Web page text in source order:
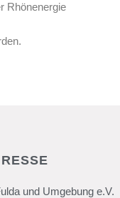
Rhönenergie
und Umgebung e.V.